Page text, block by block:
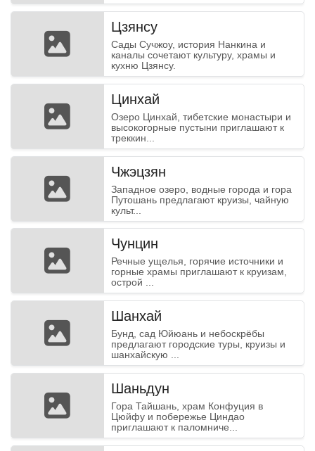
Цзянсу
Сады Сучжоу, история Нанкина и
каналы сочетают культуру, храмы и
кухню Цзянсу.
Цинхай
Озеро Цинхай, тибетские монастыри и
высокогорные пустыни приглашают к
треккин...
Чжэцзян
Западное озеро, водные города и гора
Путошань предлагают круизы, чайную
культ...
Чунцин
Речные ущелья, горячие источники и
горные храмы приглашают к круизам,
острой ...
Шанхай
Бунд, сад Юйюань и небоскрёбы
предлагают городские туры, круизы и
шанхайскую ...
Шаньдун
Гора Тайшань, храм Конфуция в
Цюйфу и побережье Циндао
приглашают к паломниче...